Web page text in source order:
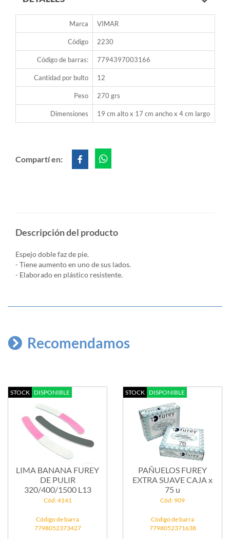
Marca VIMAR
Código 2230
Código de barras: 7794397003166
Cantidad por bulto 12
Peso 270 grs
Dimensiones 19 cm alto x 17 cm ancho x 4 cm largo
Compartí en:
Descripción del producto
Espejo doble faz de pie.
- Tiene aumento en uno de sus lados.
- Elaborado en plástico resistente.
Recomendamos
STOCK DISPONIBLE
LIMA BANANA FUREY
DE PULIR
320/400/1500 L13
Cód: 4141
Código de barra
7798052373427
STOCK DISPONIBLE
PAÑUELOS FUREY
EXTRA SUAVE CAJA x
75 u
Cód: 909
Código de barra
7798052371638